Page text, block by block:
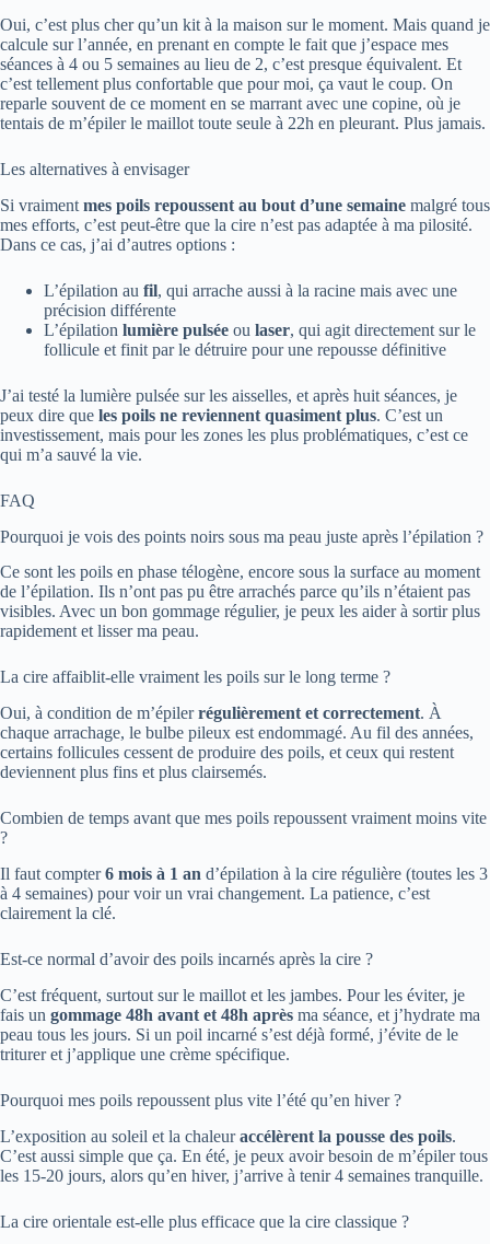
Oui, c’est plus cher qu’un kit à la maison sur le moment. Mais quand je
calcule sur l’année, en prenant en compte le fait que j’espace mes
séances à 4 ou 5 semaines au lieu de 2, c’est presque équivalent. Et
c’est tellement plus confortable que pour moi, ça vaut le coup. On
reparle souvent de ce moment en se marrant avec une copine, où je
tentais de m’épiler le maillot toute seule à 22h en pleurant. Plus jamais.
Les alternatives à envisager
Si vraiment mes poils repoussent au bout d’une semaine malgré tous
mes efforts, c’est peut-être que la cire n’est pas adaptée à ma pilosité.
Dans ce cas, j’ai d’autres options :
L’épilation au fil, qui arrache aussi à la racine mais avec une
précision différente
L’épilation lumière pulsée ou laser, qui agit directement sur le
follicule et finit par le détruire pour une repousse définitive
J’ai testé la lumière pulsée sur les aisselles, et après huit séances, je
peux dire que les poils ne reviennent quasiment plus. C’est un
investissement, mais pour les zones les plus problématiques, c’est ce
qui m’a sauvé la vie.
FAQ
Pourquoi je vois des points noirs sous ma peau juste après l’épilation ?
Ce sont les poils en phase télogène, encore sous la surface au moment
de l’épilation. Ils n’ont pas pu être arrachés parce qu’ils n’étaient pas
visibles. Avec un bon gommage régulier, je peux les aider à sortir plus
rapidement et lisser ma peau.
La cire affaiblit-elle vraiment les poils sur le long terme ?
Oui, à condition de m’épilerrégulièrement et correctement. À
chaque arrachage, le bulbe pileux est endommagé. Au fil des années,
certains follicules cessent de produire des poils, et ceux qui restent
deviennent plus fins et plus clairsemés.
Combien de temps avant que mes poils repoussent vraiment moins vite
?
Il faut compter6 mois à 1 an d’épilation à la cire régulière (toutes les 3
à 4 semaines) pour voir un vrai changement. La patience, c’est
clairement la clé.
Est-ce normal d’avoir des poils incarnés après la cire ?
C’est fréquent, surtout sur le maillot et les jambes. Pour les éviter, je
fais un gommage 48h avant et 48h après ma séance, et j’hydrate ma
peau tous les jours. Si un poil incarné s’est déjà formé, j’évite de le
triturer et j’applique une crème spécifique.
Pourquoi mes poils repoussent plus vite l’été qu’en hiver ?
L’exposition au soleil et la chaleuraccélèrent la pousse des poils.
C’est aussi simple que ça. En été, je peux avoir besoin de m’épiler tous
les 15-20 jours, alors qu’en hiver, j’arrive à tenir 4 semaines tranquille.
La cire orientale est-elle plus efficace que la cire classique ?